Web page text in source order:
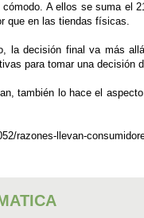
A ellos se suma el
que en las tiendas físicas.
la decisión final va más
para tomar una
también lo hace el
razones-llevan-